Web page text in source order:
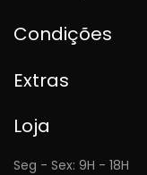
Condições
Extras
Loja
Seg - Sex: 9H - 18H